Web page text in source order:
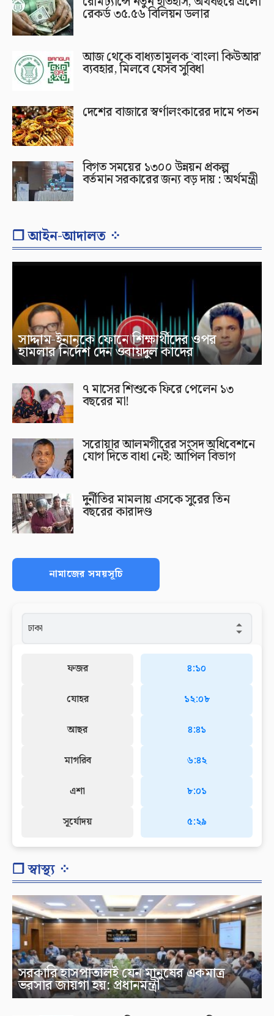
রেকর্ড ৩৫.৫৬ বিলিয়ন ডলার
আজ থেকে বাধ্যতামূলক ‘বাংলা কিউআর’
ব্যবহার, মিলবে যেসব সুবিধা
দেশের বাজারে স্বর্ণালংকারের দামে পতন
বিগত সময়ের ১৩০০ উন্নয়ন প্রকল্প
বর্তমান সরকারের জন্য বড় দায় : অর্থমন্ত্রী
❐ আইন-আদালত ⁘
সাদ্দাম-ইনানকে ফোনে শিক্ষার্থীদের ওপর
হামলার নির্দেশ দেন ওবায়দুল কাদের
৭ মাসের শিশুকে ফিরে পেলেন ১৩
বছরের মা!
সরোয়ার আলমগীরের সংসদ অধিবেশনে
যোগ দিতে বাধা নেই: আপিল বিভাগ
দুর্নীতির মামলায় এসকে সুরের তিন
বছরের কারাদণ্ড
নামাজের সময়সূচি
ফজর
যোহর
আছর
মাগরিব
এশা
সূর্যোদয়
৪:১০
১২:০৮
৪:৪১
৬:৪২
৮:০১
৫:২৯
❐ স্বাস্থ্য ⁘
সরকারি হাসপাতালই যেন মানুষের একমাত্র
ভরসার জায়গা হয়: প্রধানমন্ত্রী